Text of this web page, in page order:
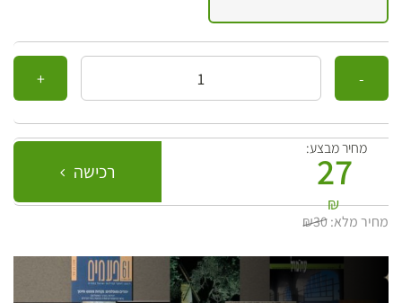
כמות
מחיר מבצע:
27
₪
רכישה
מחיר מלא:₪30